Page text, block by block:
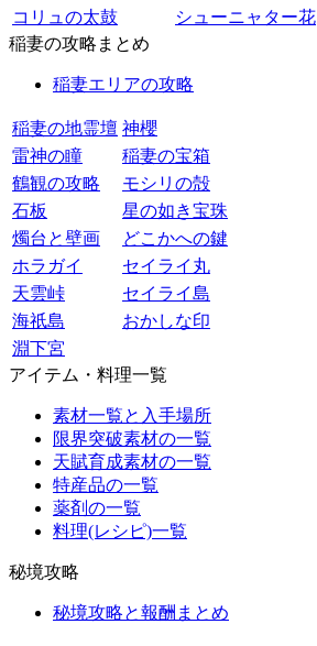
コリュの太鼓
シューニャター花
稲妻の攻略まとめ
稲妻エリアの攻略
稲妻の地霊壇 神櫻
雷神の瞳
稲妻の宝箱
鶴観の攻略
モシリの殻
石板
星の如き宝珠
燭台と壁画
どこかへの鍵
ホラガイ
セイライ丸
天雲峠
セイライ島
海祇島
おかしな印
淵下宮
アイテム・料理一覧
素材一覧と入手場所
限界突破素材の一覧
天賦育成素材の一覧
特産品の一覧
薬剤の一覧
料理(レシピ)一覧
秘境攻略
秘境攻略と報酬まとめ